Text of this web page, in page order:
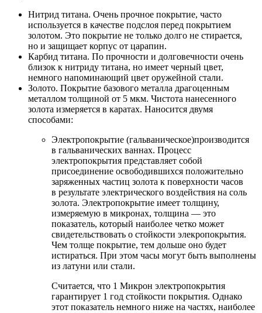
Нитрид титана. Очень прочное покрытие, часто
используется в качестве подслоя перед покрытием
золотом. Это покрытие не только долго не стирается,
но и защищает корпус от царапин.
Карбид титана. По прочности и долговечности очень
близок к нитриду титана, но имеет черный цвет,
немного напоминающий цвет оружейной стали.
Золото. Покрытие базового металла драгоценным
металлом толщиной от 5 мкм. Чистота нанесенного
золота измеряется в каратах. Наносится двумя
способами:
Электропокрытие (гальваническое)производится
в гальванических ваннах. Процесс
электропокрытия представляет собой
присоединение освободившихся положительно
заряженных частиц золота к поверхности часов
в результате электрического воздействия на соль
золота. Электропокрытие имеет толщину,
измеряемую в микронах, толщина — это
показатель, который наиболее четко может
свидетельствовать о стойкости элекропокрытия.
Чем толще покрытие, тем дольше оно будет
истираться. При этом часы могут быть выполнены
из латуни или стали.
Считается, что 1 Микрон электропокрытия
гарантирует 1 год стойкости покрытия. Однако
этот показатель немного ниже на частях, наиболее